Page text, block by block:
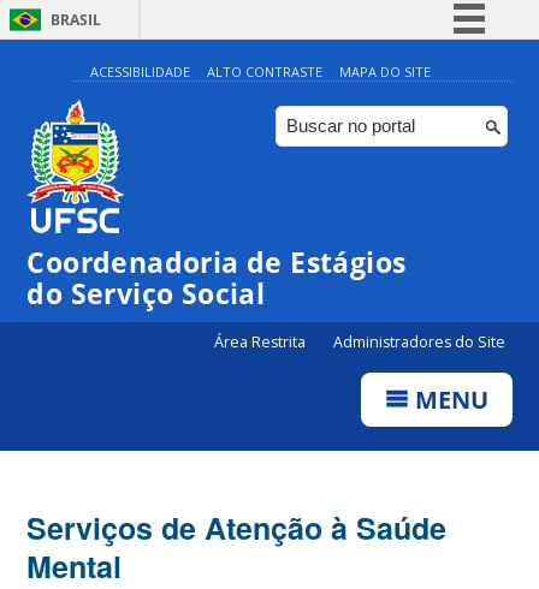
BRASIL
Simplifique!
Comunica BR
Participe
Canais
ACESSIBILIDADE ALTO CONTRASTE MAPA DO SITE
Coordenadoria de Estágios
do Serviço Social
Área Restrita Administradores do Site
MENU
Serviços de Atenção à Saúde
Mental